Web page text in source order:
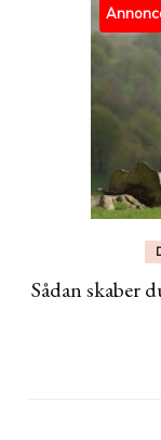
Sådan skaber